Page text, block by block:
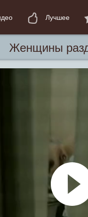
Лучшее
Женщины